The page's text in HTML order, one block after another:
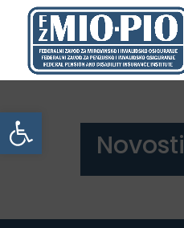
Open toolbar
Novosti